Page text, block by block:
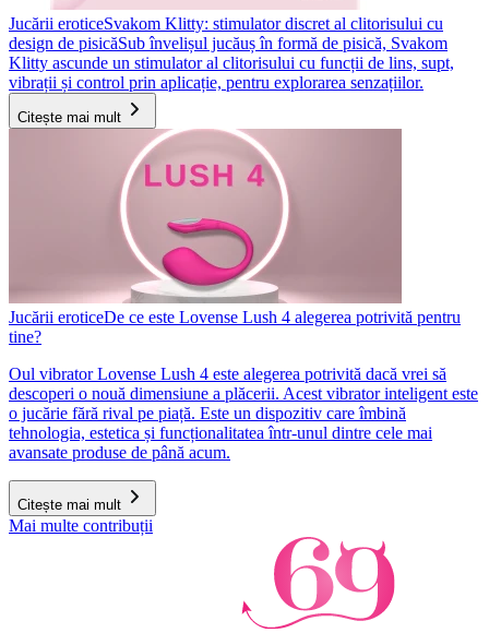
Jucării eroticeSvakom Klitty: stimulator discret al clitorisului cu
design de pisicăSub învelișul jucăuș în formă de pisică, Svakom
Klitty ascunde un stimulator al clitorisului cu funcții de lins, supt,
vibrații și control prin aplicație, pentru explorarea senzațiilor.
Citește mai mult
Jucării eroticeDe ce este Lovense Lush 4 alegerea potrivită pentru
tine?
Oul vibrator Lovense Lush 4 este alegerea potrivită dacă vrei să
descoperi o nouă dimensiune a plăcerii. Acest vibrator inteligent este
o jucărie fără rival pe piață. Este un dispozitiv care îmbină
tehnologia, estetica și funcționalitatea într-unul dintre cele mai
avansate produse de până acum.
Citește mai mult
Mai multe contribuții